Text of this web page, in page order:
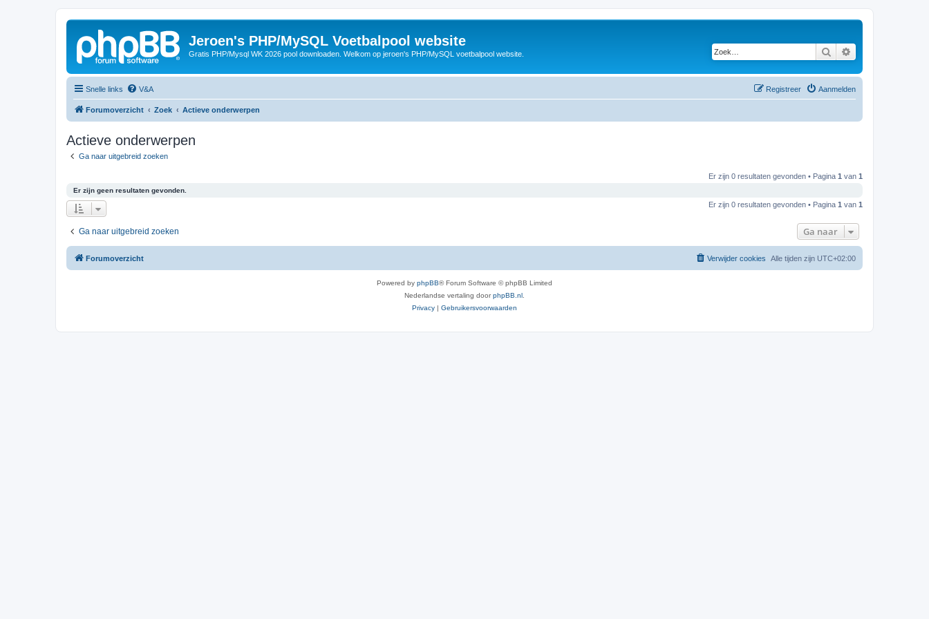
Jeroen's PHP/MySQL Voetbalpool website
Gratis PHP/Mysql WK 2026 pool downloaden. Welkom op jeroen's PHP/MySQL voetbalpool website. Zoek
Snelle links V&A Aanmelden
Registreer
Forumoverzicht Zoek Actieve onderwerpen
Actieve onderwerpen
Ga naar uitgebreid zoeken
Er zijn 0 resultaten gevonden • Pagina 1 van 1
Er zijn geen resultaten gevonden.
Er zijn 0 resultaten gevonden • Pagina 1 van 1
Ga naar uitgebreid zoeken Ga naar
Forumoverzicht Alle tijden zijn UTC+02:00
Verwijder cookies
Powered by phpBB® Forum Software © phpBB Limited
Nederlandse vertaling doorphpBB.nl
Privacy | Gebruikersvoorwaarden